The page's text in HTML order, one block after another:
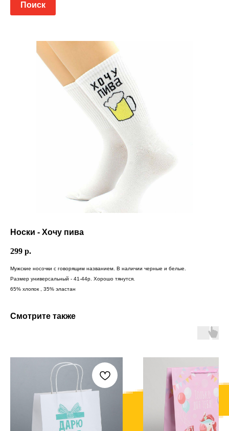
Поиск
Носки - Хочу пива
299 р.
Мужские носочки с говорящим названием. В наличии черные и белые.
Размер универсальный - 41-44р. Хорошо тянутся.
65% хлопок , 35% эластан
Смотрите также